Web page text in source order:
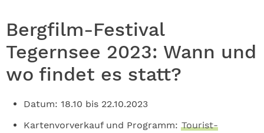
Bergfilm-Festival
Tegernsee 2023: Wann und
wo findet es statt?
Datum: 18.10 bis 22.10.2023
Kartenvorverkauf und Programm: Tourist-